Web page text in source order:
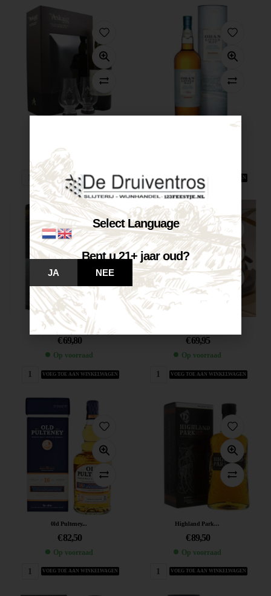
Op voorraad
VOEG TOE AAN WINKELWAGEN VOEG TOE AAN WINKELWAGEN
Highland Park...
€69,80
Op voorraad
VOEG TOE AAN WINKELWAGEN
€69,95
Op voorraad
VOEG TOE AAN WINKELWAGEN
0ld Pulteney...
€82,50
Op voorraad
VOEG TOE AAN WINKELWAGEN
Highland Park...
€89,50
Op voorraad
VOEG TOE AAN WINKELWAGEN
Select Language
Bent u 21+ jaar oud?
JA NEE